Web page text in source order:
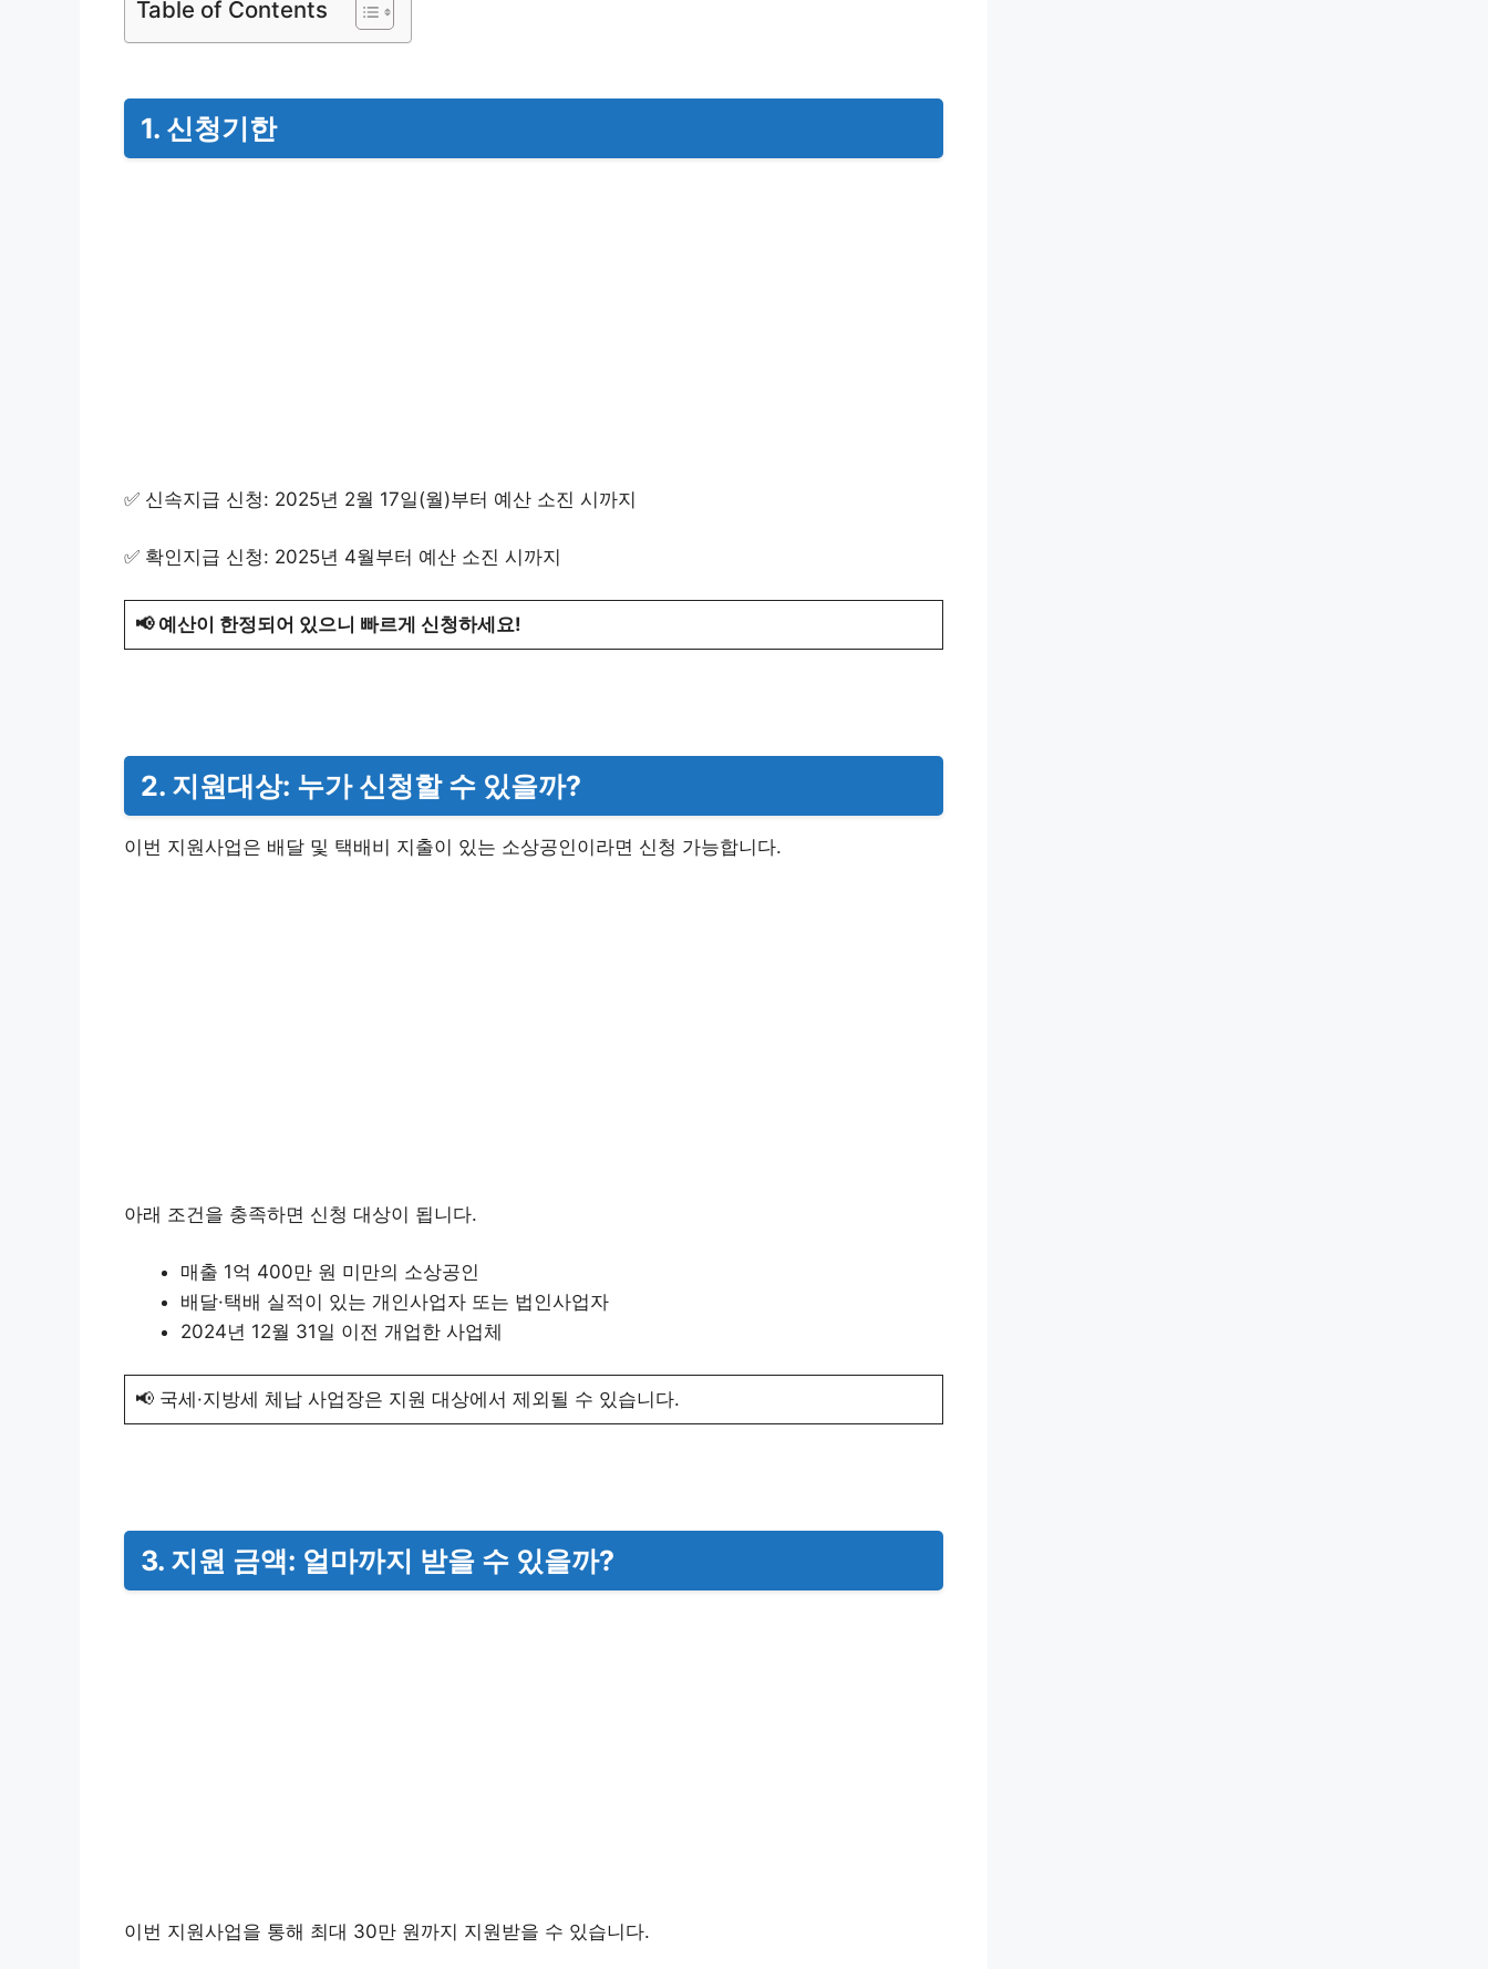
Table of Contents
1. 신청기한
✅ 신속지급 신청: 2025년 2월 17일(월)부터 예산 소진 시까지
✅ 확인지급 신청: 2025년 4월부터 예산 소진 시까지
📢 예산이 한정되어 있으니 빠르게 신청하세요!
2. 지원대상: 누가 신청할 수 있을까?
이번 지원사업은 배달 및 택배비 지출이 있는 소상공인이라면 신청 가능합니다.
아래 조건을 충족하면 신청 대상이 됩니다.
매출 1억 400만 원 미만의 소상공인
배달·택배 실적이 있는 개인사업자 또는 법인사업자
2024년 12월 31일 이전 개업한 사업체
📢 국세·지방세 체납 사업장은 지원 대상에서 제외될 수 있습니다.
3. 지원 금액: 얼마까지 받을 수 있을까?
이번 지원사업을 통해 최대 30만 원까지 지원받을 수 있습니다.